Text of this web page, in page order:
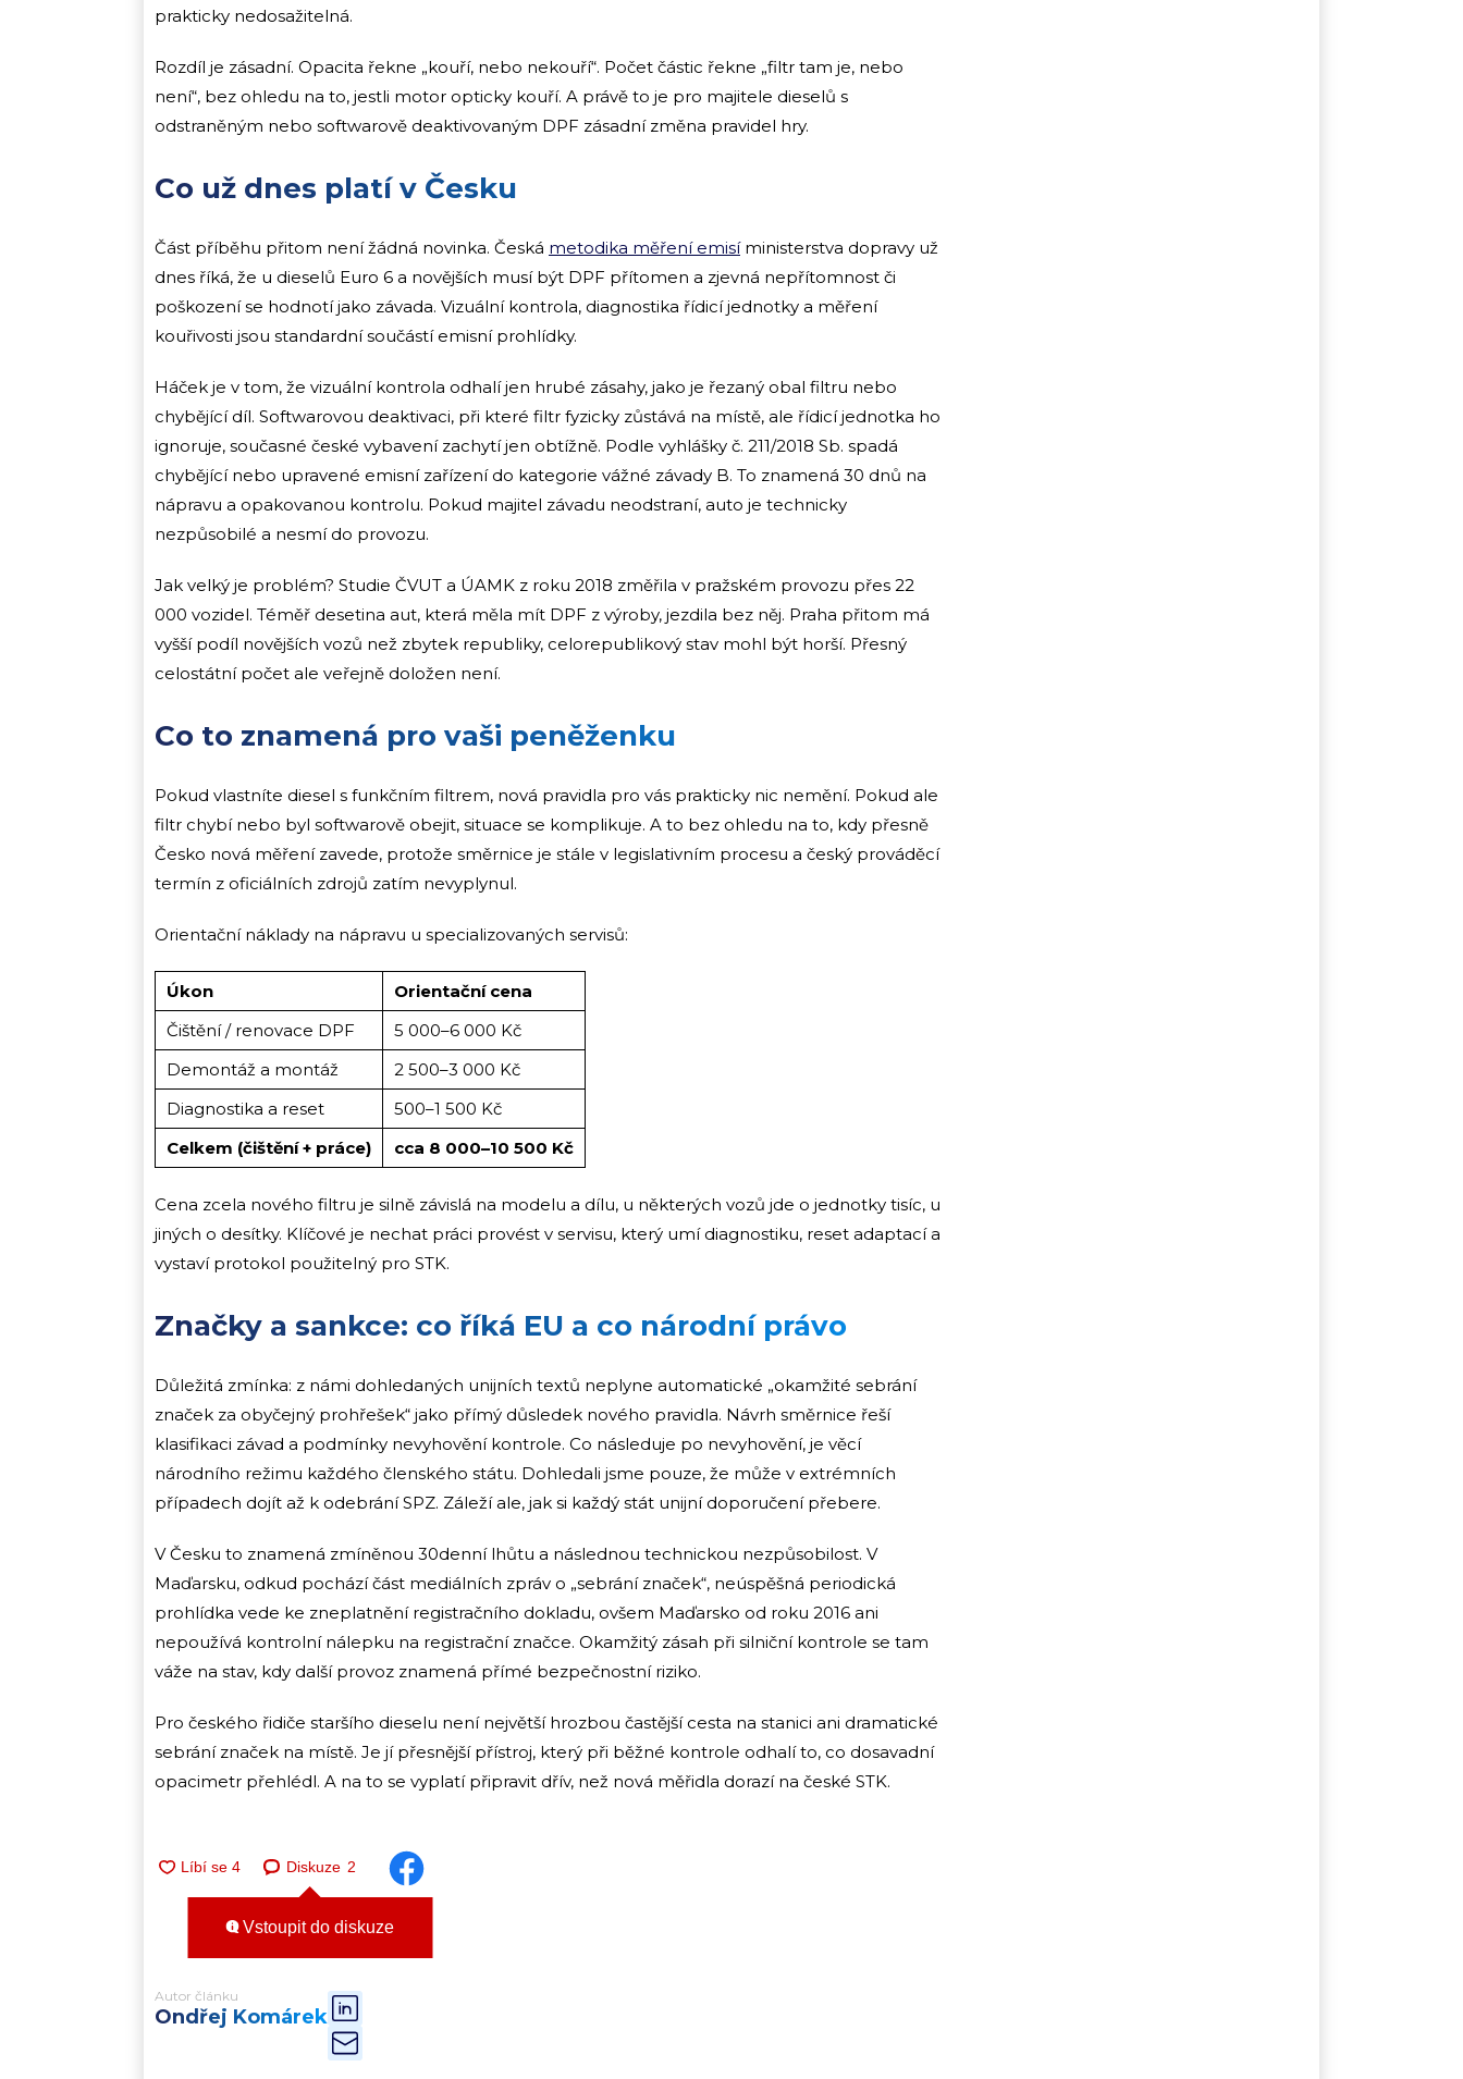
prakticky nedosažitelná.
Rozdíl je zásadní. Opacita řekne „kouří, nebo nekouří“. Počet částic řekne „filtr tam je, nebo
není“, bez ohledu na to, jestli motor opticky kouří. A právě to je pro majitele dieselů s
odstraněným nebo softwarově deaktivovaným DPF zásadní změna pravidel hry.
Co už dnes platí v Česku
Část příběhu přitom není žádná novinka. Česká metodika měření emisíministerstva dopravy už
dnes říká, že u dieselů Euro 6 a novějších musí být DPF přítomen a zjevná nepřítomnost či
poškození se hodnotí jako závada. Vizuální kontrola, diagnostika řídicí jednotky a měření
kouřivosti jsou standardní součástí emisní prohlídky.
Háček je v tom, že vizuální kontrola odhalí jen hrubé zásahy, jako je řezaný obal filtru nebo
chybějící díl. Softwarovou deaktivaci, při které filtr fyzicky zůstává na místě, ale řídicí jednotka ho
ignoruje, současné české vybavení zachytí jen obtížně. Podle vyhlášky č. 211/2018 Sb. spadá
chybějící nebo upravené emisní zařízení do kategorie vážné závady B. To znamená 30 dnů na
nápravu a opakovanou kontrolu. Pokud majitel závadu neodstraní, auto je technicky
nezpůsobilé a nesmí do provozu.
Jak velký je problém? Studie ČVUT a ÚAMK z roku 2018 změřila v pražském provozu přes 22
000 vozidel. Téměř desetina aut, která měla mít DPF z výroby, jezdila bez něj. Praha přitom má
vyšší podíl novějších vozů než zbytek republiky, celorepublikový stav mohl být horší. Přesný
celostátní počet ale veřejně doložen není.
Co to znamená pro vaši peněženku
Pokud vlastníte diesel s funkčním filtrem, nová pravidla pro vás prakticky nic nemění. Pokud ale
filtr chybí nebo byl softwarově obejit, situace se komplikuje. A to bez ohledu na to, kdy přesně
Česko nová měření zavede, protože směrnice je stále v legislativním procesu a český prováděcí
termín z oficiálních zdrojů zatím nevyplynul.
Orientační náklady na nápravu u specializovaných servisů:
Úkon
Orientační cena
Čištění / renovace DPF
5 000–6 000 Kč
Demontáž a montáž
2 500–3 000 Kč
Diagnostika a reset
500–1 500 Kč
Celkem (čištění + práce)
cca 8 000–10 500 Kč
Cena zcela nového filtru je silně závislá na modelu a dílu, u některých vozů jde o jednotky tisíc, u
jiných o desítky. Klíčové je nechat práci provést v servisu, který umí diagnostiku, reset adaptací a
vystaví protokol použitelný pro STK.
Značky a sankce: co říká EU a co národní právo
Důležitá zmínka: z námi dohledaných unijních textů neplyne automatické „okamžité sebrání
značek za obyčejný prohřešek“ jako přímý důsledek nového pravidla. Návrh směrnice řeší
klasifikaci závad a podmínky nevyhovění kontrole. Co následuje po nevyhovění, je věcí
národního režimu každého členského státu. Dohledali jsme pouze, že může v extrémních
případech dojít až k odebrání SPZ. Záleží ale, jak si každý stát unijní doporučení přebere.
V Česku to znamená zmíněnou 30denní lhůtu a následnou technickou nezpůsobilost. V
Maďarsku, odkud pochází část mediálních zpráv o „sebrání značek“, neúspěšná periodická
prohlídka vede ke zneplatnění registračního dokladu, ovšem Maďarsko od roku 2016 ani
nepoužívá kontrolní nálepku na registrační značce. Okamžitý zásah při silniční kontrole se tam
váže na stav, kdy další provoz znamená přímé bezpečnostní riziko.
Pro českého řidiče staršího dieselu není největší hrozbou častější cesta na stanici ani dramatické
sebrání značek na místě. Je jí přesnější přístroj, který při běžné kontrole odhalí to, co dosavadní
opacimetr přehlédl. A na to se vyplatí připravit dřív, než nová měřidla dorazí na české STK.
Diskuze 2
Vstoupit do diskuze
Autor článku
Ondřej Komárek